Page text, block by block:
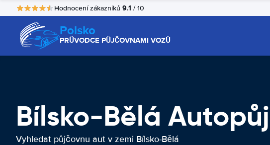
Hodnocení zákazníků 9.1 / 10
Polsko
PRŮVODCE PŮJČOVNAMI VOZŮ
Bílsko-Bělá
Vyhledat půjčovnu aut v zemi Bílsko-Bělá